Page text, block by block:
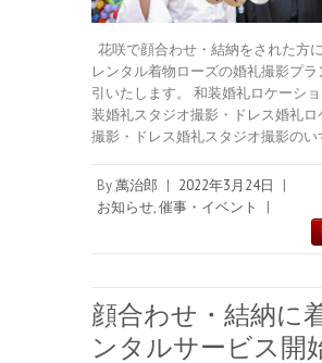
花咲で顔合わせ・結納をされた方
レンタル着物ローズの婚礼撮影プラ
引いたします。 和装婚礼ロケーシ
装婚礼スタジオ撮影・ドレス婚礼ロ
撮影・ドレス婚礼スタジオ撮影の
By萬治郎 | 2022年3月24日
|
お知らせ,催事・イベント
|
顔合わせ・結納に
ンタルサービス開